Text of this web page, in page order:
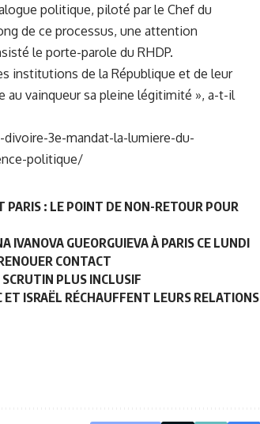
politique, piloté par le Chef du
de ce processus, une attention
le porte-parole du RHDP.
institutions de la République et de leur
au vainqueur sa pleine légitimité », a-t-il
3e-mandat-la-lumiere-du-
politique/
: LE POINT DE NON-RETOUR POUR
IVANOVA GUEORGUIEVA À PARIS CE LUNDI
CONTACT
PLUS INCLUSIF
ET ISRAËL RÉCHAUFFENT LEURS RELATIONS